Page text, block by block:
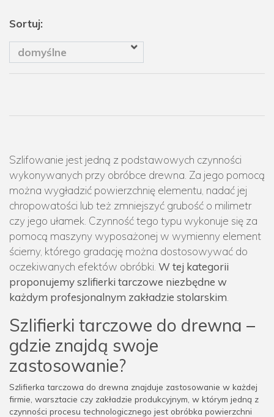
Sortuj:
domyślne
Szlifowanie jest jedną z podstawowych czynności
wykonywanych przy obróbce drewna. Za jego pomocą
można wygładzić powierzchnię elementu, nadać jej
chropowatości lub też zmniejszyć grubość o milimetr
czy jego ułamek. Czynność tego typu wykonuje się za
pomocą maszyny wyposażonej w wymienny element
ścierny, którego gradację można dostosowywać do
oczekiwanych efektów obróbki. W tej kategorii
proponujemy szlifierki tarczowe niezbędne w
każdym profesjonalnym zakładzie stolarskim.
Szlifierki tarczowe do drewna –
gdzie znajdą swoje
zastosowanie?
Szlifierka tarczowa do drewna znajduje zastosowanie w każdej
firmie, warsztacie czy zakładzie produkcyjnym, w którym jedną z
czynności procesu technologicznego jest obróbka powierzchni